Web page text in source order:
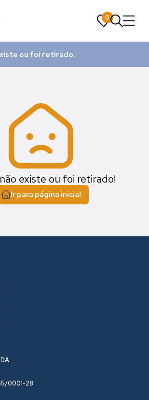
0
0
ou foi retirado.
existe ou foi retirado!
Ir para página inicial
0001-28